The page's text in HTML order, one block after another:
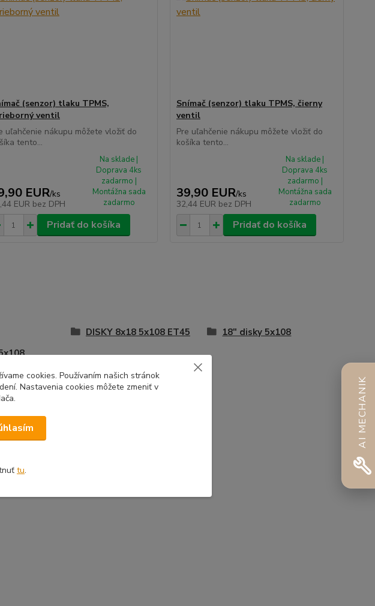
(senzor) tlaku TPMS,
ventil
uľahčenie nákupu môžete vložiť do
tento...
EUR/ks
EUR bez DPH
Na sklade |
Doprava 4ks
zadarmo |
Montážna sada
zadarmo
Pridať do košíka
Snímač (senzor) tlaku TPMS, čierny
ventil
Pre uľahčenie nákupu môžete vložiť do
košíka tento...
39,90 EUR/ks
32,44 EUR bez DPH
Na sklade |
Doprava 4ks
zadarmo |
Montážna sada
zadarmo
Pridať do košíka
DISKY 8x18 5x108 ET45
18" disky 5x108
AI MECHANIK
cookies. Používaním našich stránok
Nastavenia cookies môžete zmeniť v
tu.